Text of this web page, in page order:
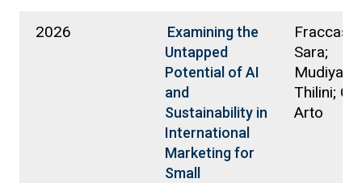
2026
Examining the
Untapped
Potential of AI
and
Sustainability in
International
Marketing for
Small
Sara;
Thilini;
Arto